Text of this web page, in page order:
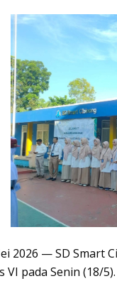
2026 —SD Smart
VI pada Senin (18/